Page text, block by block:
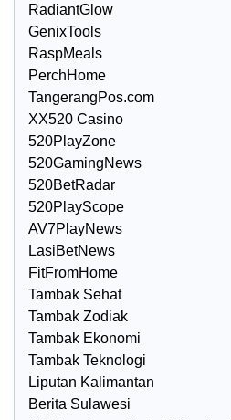
RadiantGlow
GenixTools
RaspMeals
PerchHome
TangerangPos.com
XX520 Casino
520PlayZone
520GamingNews
520BetRadar
520PlayScope
AV7PlayNews
LasiBetNews
FitFromHome
Tambak Sehat
Tambak Zodiak
Tambak Ekonomi
Tambak Teknologi
Liputan Kalimantan
Berita Sulawesi